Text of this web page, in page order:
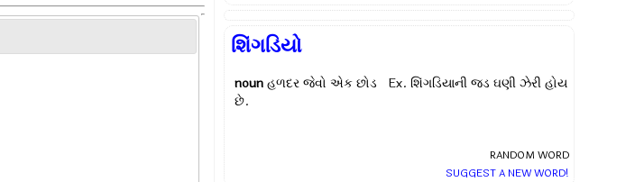
શિંગડિયો
nounહળદર જેવો એક છોડ Ex. શિંગડિયાની જડ ઘણી ઝેરી હોય
છે.
RANDOM WORD
SUGGEST A NEW WORD!